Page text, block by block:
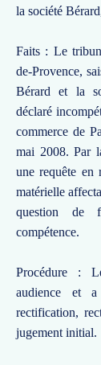
la société
Faits : Le
de-Provence,
Bérard et la
déclaré
commerce de
mai 2008. Par
une requête en
matérielle
question de
compétence.
Procédure :
audience et
rectification,
jugement initial.